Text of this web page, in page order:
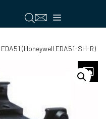
Menú
(Honeywell EDA51-SH-R)